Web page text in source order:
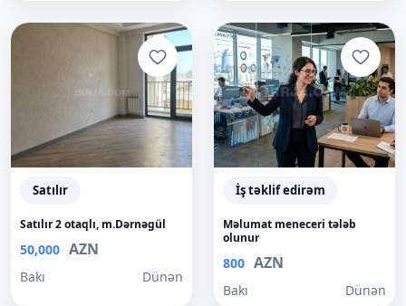
Satılır
Satılır 2 otaqlı, m.Dərnəgül
50,000 AZN
Bakı Dünən
İş təklif edirəm
Məlumat meneceri tələb
olunur
800 AZN
Bakı Dünən